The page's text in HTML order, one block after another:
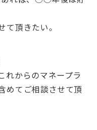
頂きたい。
れからのマネープラ
めてご相談させて頂